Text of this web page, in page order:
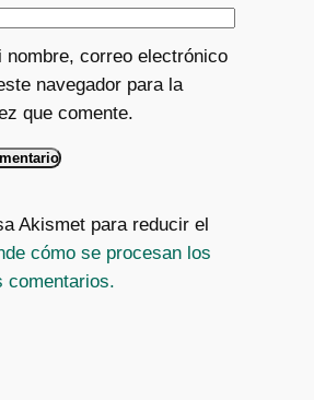
nombre, correo electrónico
navegador para la
que comente.
Akismet para reducir el
cómo se procesan los
comentarios.